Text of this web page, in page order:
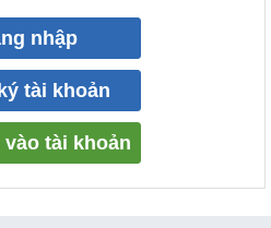
nhập
tài khoản
vào tài khoản